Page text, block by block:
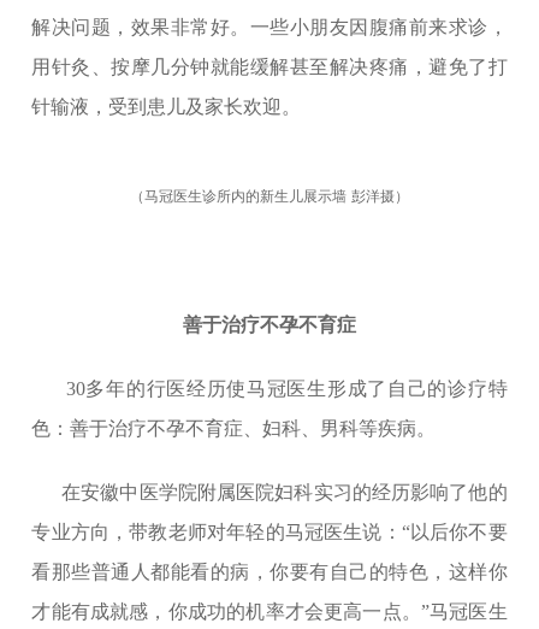
解决问题，效果非常好。一些小朋友因腹痛前来求诊，
用针灸、按摩几分钟就能缓解甚至解决疼痛，避免了打
针输液，受到患儿及家长欢迎。
（马冠医生诊所内的新生儿展示墙 彭洋摄）
善于治疗不孕不育症
30多年的行医经历使马冠医生形成了自己的诊疗特
色：善于治疗不孕不育症、妇科、男科等疾病。
在安徽中医学院附属医院妇科实习的经历影响了他的
专业方向，带教老师对年轻的马冠医生说：“以后你不要
看那些普通人都能看的病，你要有自己的特色，这样你
才能有成就感，你成功的机率才会更高一点。”马冠医生